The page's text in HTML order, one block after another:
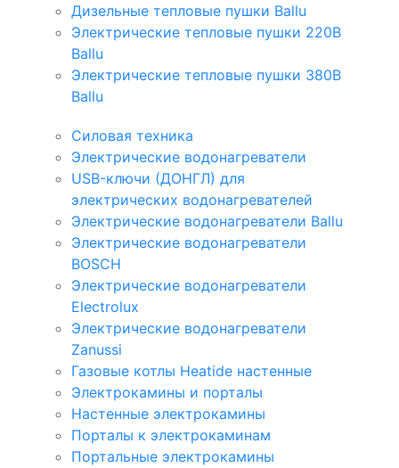
Дизельные тепловые пушки Ballu
Электрические тепловые пушки 220В
Ballu
Электрические тепловые пушки 380В
Ballu
Силовая техника
Электрические водонагреватели
USB-ключи (ДОНГЛ) для
электрических водонагревателей
Электрические водонагреватели Ballu
Электрические водонагреватели
BOSCH
Электрические водонагреватели
Electrolux
Электрические водонагреватели
Zanussi
Газовые котлы Heatide настенные
Электрокамины и порталы
Настенные электрокамины
Порталы к электрокаминам
Портальные электрокамины